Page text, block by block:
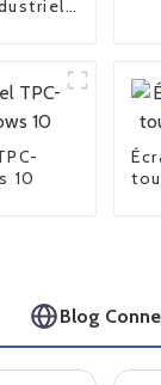
10
Blog